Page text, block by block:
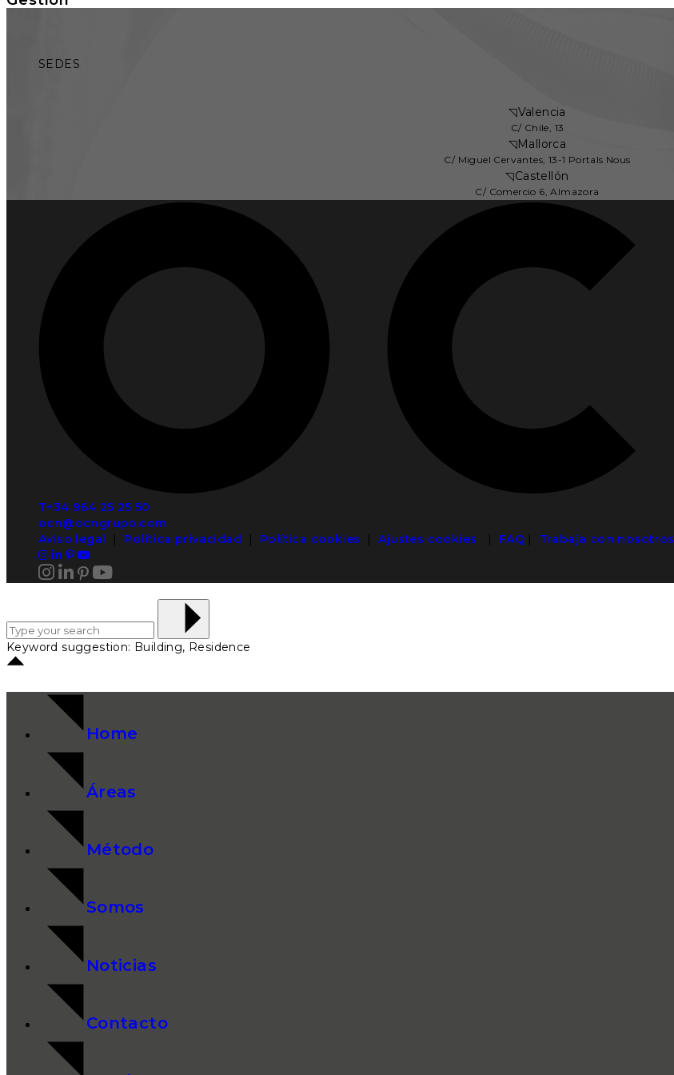
SEDES
◹Valencia
C/ Chile, 13
◹Mallorca
C/ Miguel Cervantes, 13-1 Portals Nous
◹Castellón
C/ Comercio 6, Almazora
T+34 964 25 25 50
ocn@ocngrupo.com
Aviso legal | Política privacidad | Política cookies |Ajustes cookies | FAQ | Trabaja con nosotros
Keyword suggestion: Building, Residence
Home
Áreas
Método
Somos
Noticias
Contacto